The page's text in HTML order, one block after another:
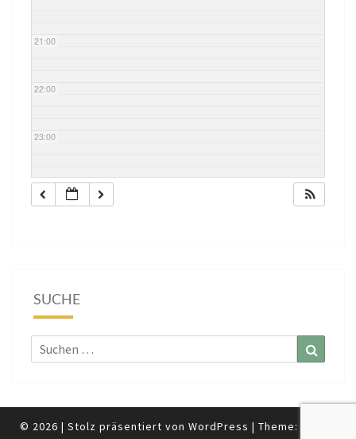
21:00
22:00
23:00
SUCHE
Suchen
nach:
© 2026 | Stolz präsentiert von WordPress | Theme: